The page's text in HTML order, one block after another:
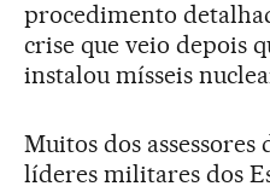
procedimento
crise que veio depois
instalou mísseis
Muitos dos assessores
líderes militares dos